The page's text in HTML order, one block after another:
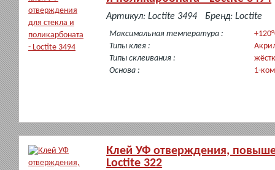
в
Артикул: Loctite 3494 Бренд: Loctite
Максимальная температура :
Типы клея :
Типы склеивания :
Основа :
1-
Клей УФ отверждения,
Loctite 322